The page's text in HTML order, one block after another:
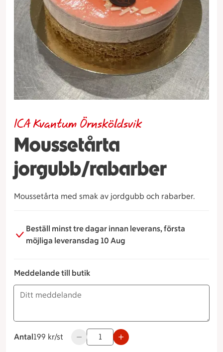
Moussetårta
jorgubb/rabarber
ICA Kvantum Örnsköldsvik
Moussetårta med smak av jordgubb och rabarber.
Beställ minst tre dagar innan leverans, första
möjliga leveransdag 10 Aug
Meddelande till butik
Antal
199 kronor styck
199 kr/st Använd knapparna för att minska eller